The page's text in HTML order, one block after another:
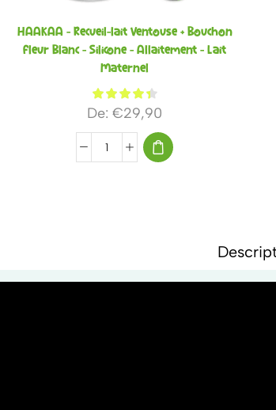
HAAKAA – Recueil-lait Ventouse + Bouchon
Fleur Blanc – Silicone – Allaitement – Lait
Maternel
De:€29,90